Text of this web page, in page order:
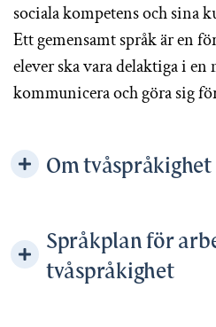
sociala kompetens och sina
Ett gemensamt språk är en
elever ska vara delaktiga i
kommunicera och göra sig
Om
Språkplan för
tvåspråkighet